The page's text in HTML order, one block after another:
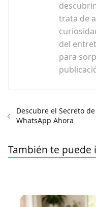
trata de
del
para
Descubre el Secreto de
WhatsApp Ahora
También te puede